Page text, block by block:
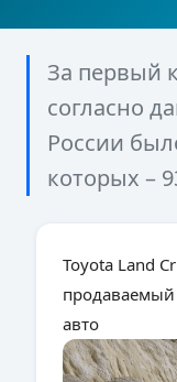
За первый
согласно
России
которых –
Toyota Land
авто